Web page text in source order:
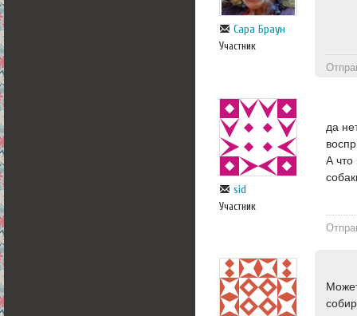
Сара Браун
Участник
sid
Участник
да
А что